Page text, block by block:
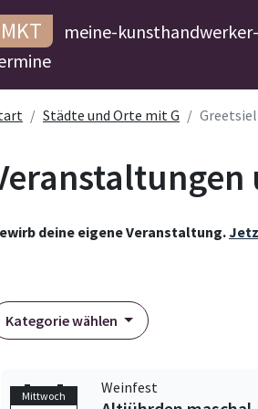
MKT
meine-kunsthandwerker-
Städte und Orte mit G Greetsiel
deine eigene Veranstaltung.
Kategorie wählen
Mittwoch Weinfest